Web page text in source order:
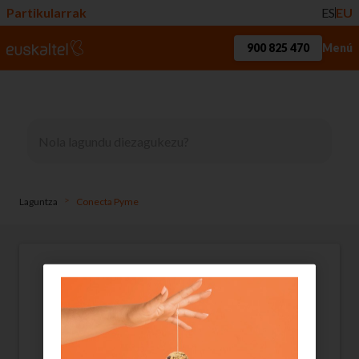
Partikularrak ESEU
900 825 470 Menú
Laguntza > Conecta Pyme
Dei-jauziak Conecta
Pymesen
Nahiz eta linea bakoitza independentea den,